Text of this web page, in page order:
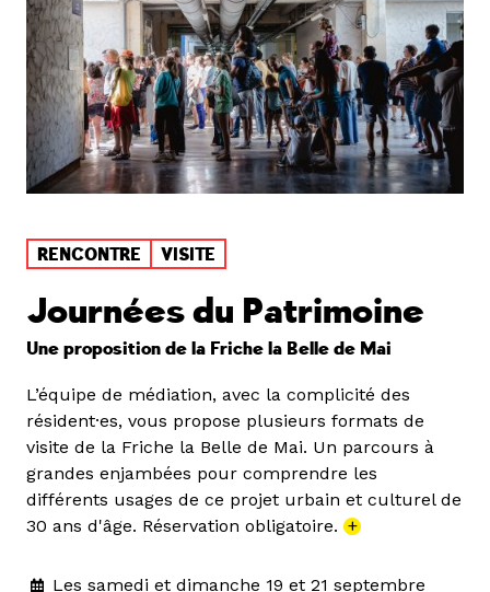
RENCONTRE VISITE
Journées du Patrimoine
Une proposition de la Friche la Belle de Mai
L’équipe de médiation, avec la complicité des
résident·es, vous propose plusieurs formats de
visite de la Friche la Belle de Mai. Un parcours à
grandes enjambées pour comprendre les
différents usages de ce projet urbain et culturel de
30 ans d'âge. Réservation obligatoire. +
Les samedi et dimanche 19 et 21 septembre